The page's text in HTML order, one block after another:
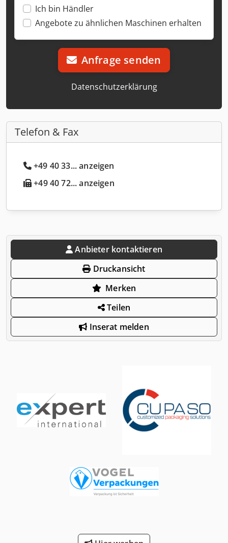
Ich bin Händler
Angebote zu ähnlichen Maschinen erhalten
Anfrage senden
Datenschutzerklärung
Telefon & Fax
+49 40 33... anzeigen
+49 40 72... anzeigen
Anbieter kontaktieren
Druckansicht
Merken
Teilen
Inserat melden